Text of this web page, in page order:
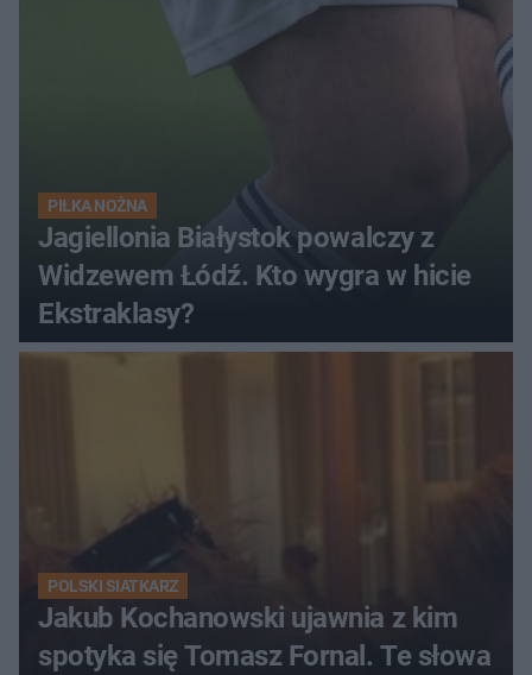
PIŁKA NOŻNA
Jagiellonia Białystok powalczy z
Widzewem Łódź. Kto wygra w hicie
Ekstraklasy?
POLSKI SIATKARZ
Jakub Kochanowski ujawnia z kim
spotyka się Tomasz Fornal. Te słowa